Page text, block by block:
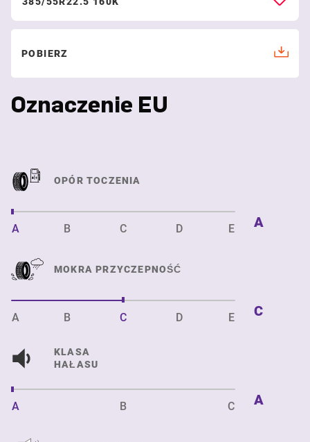
Oznaczenie EU
POBIERZ
OPÓR TOCZENIA
A B C D E A
MOKRA PRZYCZEPNOŚĆ
A B C D E C
KLASA
HAŁASU
A B C A